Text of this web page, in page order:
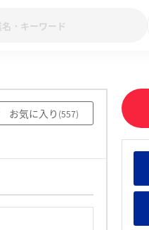
みんなの新卒就職人気企
28卒 IT・DX現場社員
お気に入り (557)